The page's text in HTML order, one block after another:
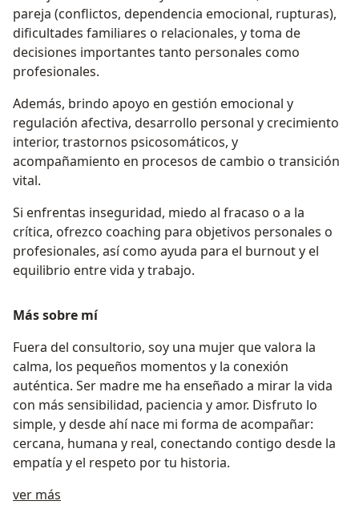
pareja (conflictos, dependencia emocional, rupturas),
dificultades familiares o relacionales, y toma de
decisiones importantes tanto personales como
profesionales.
Además, brindo apoyo en gestión emocional y
regulación afectiva, desarrollo personal y crecimiento
interior, trastornos psicosomáticos, y
acompañamiento en procesos de cambio o transición
vital.
Si enfrentas inseguridad, miedo al fracaso o a la
crítica, ofrezco coaching para objetivos personales o
profesionales, así como ayuda para el burnout y el
equilibrio entre vida y trabajo.
Más sobre mí
Fuera del consultorio, soy una mujer que valora la
calma, los pequeños momentos y la conexión
auténtica. Ser madre me ha enseñado a mirar la vida
con más sensibilidad, paciencia y amor. Disfruto lo
simple, y desde ahí nace mi forma de acompañar:
cercana, humana y real, conectando contigo desde la
empatía y el respeto por tu historia.
ver más